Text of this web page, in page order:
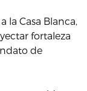
la Casa Blanca,
fortaleza
de